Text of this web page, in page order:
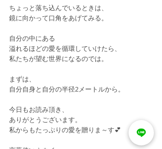
ちょっと落ち込んでいるときは、
鏡に向かって口角をあげてみる。
自分の中にある
溢れるほどの愛を循環していけたら、
私たちが望む世界になるのでは。
まずは、
自分自身と自分の半径2メートルから。
今日もお読み頂き、
ありがとうございます。
私からもたっぷりの愛を贈りま～す💕